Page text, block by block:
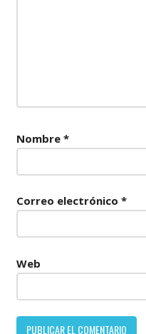
Nombre *
Correo electrónico *
Web